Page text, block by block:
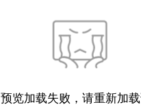
预览加载失败，请重新加